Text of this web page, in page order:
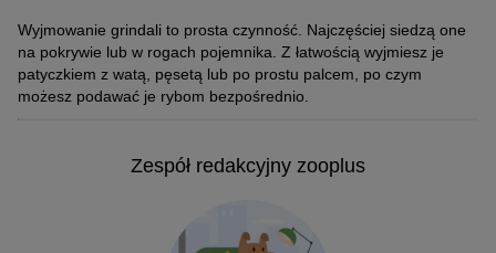
Wyjmowanie grindali to prosta czynność. Najczęściej siedzą one
na pokrywie lub w rogach pojemnika. Z łatwością wyjmiesz je
patyczkiem z watą, pęsetą lub po prostu palcem, po czym
możesz podawać je rybom bezpośrednio.
Zespół redakcyjny zooplus